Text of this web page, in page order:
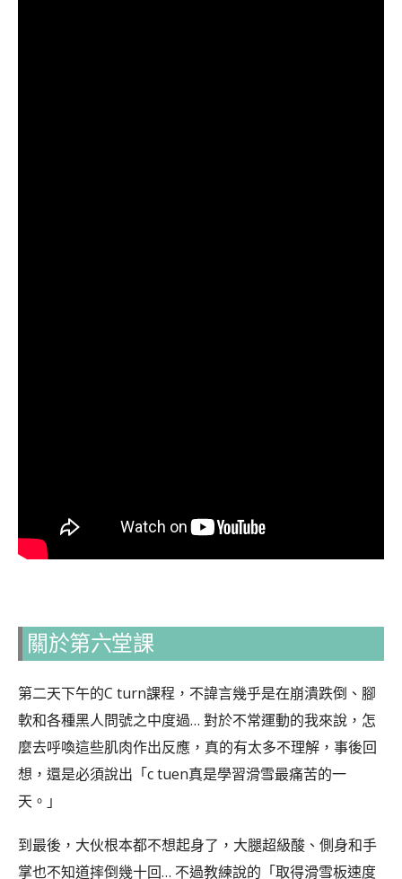
關於第六堂課
第二天下午的C turn課程，不諱言幾乎是在崩潰跌倒、腳
軟和各種黑人問號之中度過… 對於不常運動的我來說，怎
麼去呼喚這些肌肉作出反應，真的有太多不理解，事後回
想，還是必須說出「c tuen真是學習滑雪最痛苦的一
天。」
到最後，大伙根本都不想起身了，大腿超級酸、側身和手
掌也不知道摔倒幾十回… 不過教練說的「取得滑雪板速度